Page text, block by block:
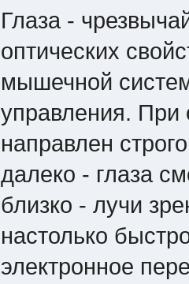
Глаза -
оптических
мышечной
управления. При
направлен
далеко - глаза
близко - лучи
настолько
электронное